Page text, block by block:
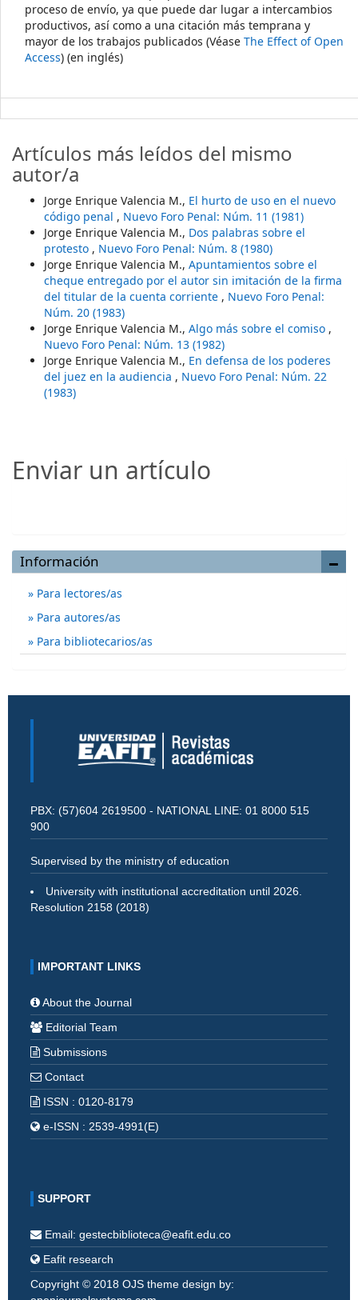
proceso de envío, ya que puede dar lugar a intercambios
productivos, así como a una citación más temprana y
mayor de los trabajos publicados (Véase The Effect of Open
Access) (en inglés)
Artículos más leídos del mismo
autor/a
Jorge Enrique Valencia M., El hurto de uso en el nuevo
código penal , Nuevo Foro Penal: Núm. 11 (1981)
Jorge Enrique Valencia M., Dos palabras sobre el
protesto , Nuevo Foro Penal: Núm. 8 (1980)
Jorge Enrique Valencia M., Apuntamientos sobre el
cheque entregado por el autor sin imitación de la firma
del titular de la cuenta corriente , Nuevo Foro Penal:
Núm. 20 (1983)
Jorge Enrique Valencia M., Algo más sobre el comiso ,
Nuevo Foro Penal: Núm. 13 (1982)
Jorge Enrique Valencia M., En defensa de los poderes
del juez en la audiencia , Nuevo Foro Penal: Núm. 22
(1983)
Enviar un artículo
Información
Para lectores/as
Para autores/as
Para bibliotecarios/as
PBX: (57)604 2619500 - NATIONAL LINE: 01 8000 515
900
Supervised by the ministry of education
University with institutional accreditation until 2026.
Resolution 2158 (2018)
IMPORTANT LINKS
About the Journal
Editorial Team
Submissions
Contact
ISSN : 0120-8179
e-ISSN : 2539-4991(E)
SUPPORT
Email: gestecbiblioteca@eafit.edu.co
Eafit research
Copyright © 2018 OJS theme design by: